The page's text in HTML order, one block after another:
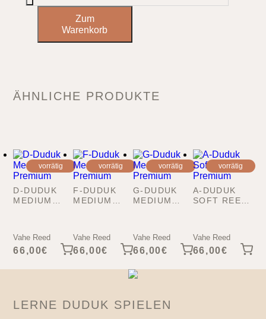
Zum
Warenkorb
ÄHNLICHE PRODUKTE
D-DUDUK
MEDIUM
Vahe Reed
66,00€
vorrätig
F-DUDUK
MEDIUM
Vahe Reed
66,00€
vorrätig
G-DUDUK
MEDIUM
Vahe Reed
66,00€
vorrätig
A-DUDUK
SOFT REED
Vahe Reed
66,00€
vorrätig
LERNE DUDUK SPIELEN